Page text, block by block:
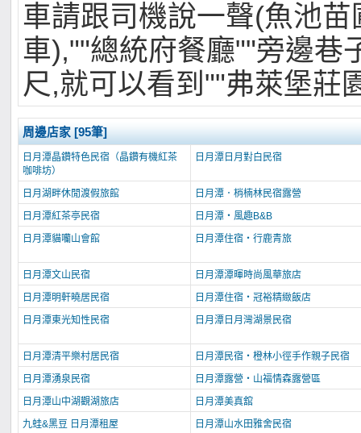
車請跟司機說一聲(魚池苗
車),""總統府餐廳""旁邊巷
尺,就可以看到""弗萊堡莊
周邊店家 [95筆]
日月潭晶鑽特色民宿（晶鑽有機紅茶
咖啡坊）
日月潭日月對白民宿
日月湖畔休閒渡假旅館
日月潭．梢楠林民宿露營
日月潭紅茶亭民宿
日月潭‧風趣B&B
日月潭貓囒山會館
日月潭住宿‧行鹿青旅
日月潭文山民宿
日月潭潭暉時尚風華旅店
日月潭明軒曉居民宿
日月潭住宿‧冠裕精緻飯店
日月潭東光知性民宿
日月潭日月灣湖景民宿
日月潭清平樂村居民宿
日月潭民宿‧橙林小徑手作親子民宿
日月潭湧泉民宿
日月潭露營‧山福情森露營區
日月潭山中湖觀湖旅店
日月潭美真舘
九蛙&黑豆 日月潭租屋
日月潭山水田雅舍民宿